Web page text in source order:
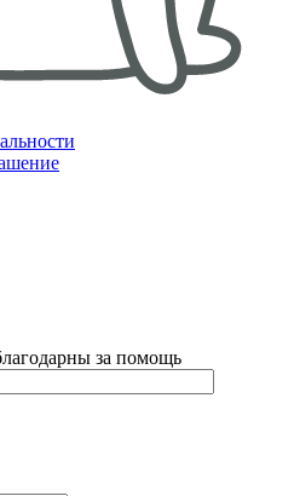
за помощь